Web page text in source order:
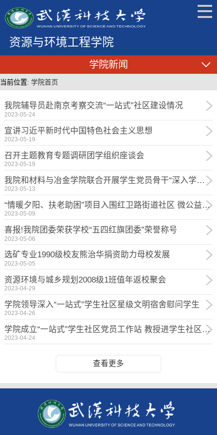
资源与环境工程学院
学院新闻
当前位置: 学院首页
我院辅导员赴南京考察交流“一站式”社区建设情况
2023-05-24
宣讲习近平新时代中国特色社会主义思想
2023-05-19
召开主题教育专题调研团学组织座谈会
2023-05-19
我院和材料与冶金学院联合开展学生党员骨干“深入学习贯彻党的二十大精神”专题教育培训活动
2023-05-13
“情暖夕阳、扶老助困”项目入围红卫路街道社区 微公益项目大赛十佳项目
2023-05-09
喜报!我院团委荣获学校“五四红旗团委”荣誉称号
2023-05-06
选矿专业1990级校友熊治华捐资助力母校发展
2023-05-05
资源环境与城乡规划2008级1班值年返校聚会
2023-04-29
学院领导深入“一站式”学生社区星级文明宿舍慰问学生
2023-04-26
学院成立“一站式”学生社区党员工作站 教授进学生社区讲专题党课
2023-04-24
查看更多